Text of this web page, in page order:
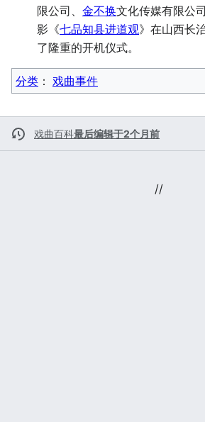
限公司、 金不换文化传媒有限公
影《七品知县进道观》在山西长
了隆重的开机仪式。
分类 ：​ 戏曲事件
戏曲百科最后编辑于2个月前
//